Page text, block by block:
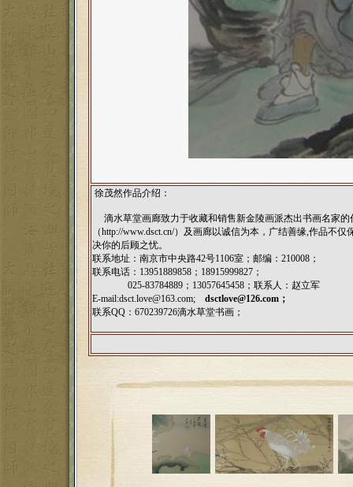
徐茂然作品介绍：
滴水草堂画廊致力于收藏和销售新金陵画派杰出书画名家
（http://www.dsct.cn/）及画廊以诚信为本，广结善缘,作品不仅
决你的后顾之忧。
联系地址：南京市中央路42号1106室；邮编：210008；
联系电话：13951889858；18915999827；
025-83784889；13057645458；联系人：赵立军
E-mail:dsct.love@163.com; dsctlove@126.com；
联系QQ：670239726滴水草堂书画；